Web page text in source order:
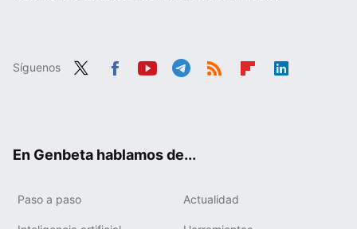
Síguenos
En Genbeta hablamos de...
Paso a paso Actualidad